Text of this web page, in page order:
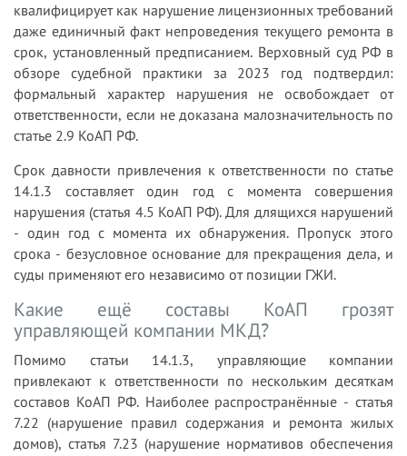
квалифицирует как нарушение лицензионных требований
даже единичный факт непроведения текущего ремонта в
срок, установленный предписанием. Верховный суд РФ в
обзоре судебной практики за 2023 год подтвердил:
формальный характер нарушения не освобождает от
ответственности, если не доказана малозначительность по
статье 2.9 КоАП РФ.
Срок давности привлечения к ответственности по статье
14.1.3 составляет один год с момента совершения
нарушения (статья 4.5 КоАП РФ). Для длящихся нарушений
- один год с момента их обнаружения. Пропуск этого
срока - безусловное основание для прекращения дела, и
суды применяют его независимо от позиции ГЖИ.
Какие ещё составы КоАП грозят
управляющей компании МКД?
Помимо статьи 14.1.3, управляющие компании
привлекают к ответственности по нескольким десяткам
составов КоАП РФ. Наиболее распространённые - статья
7.22 (нарушение правил содержания и ремонта жилых
домов), статья 7.23 (нарушение нормативов обеспечения